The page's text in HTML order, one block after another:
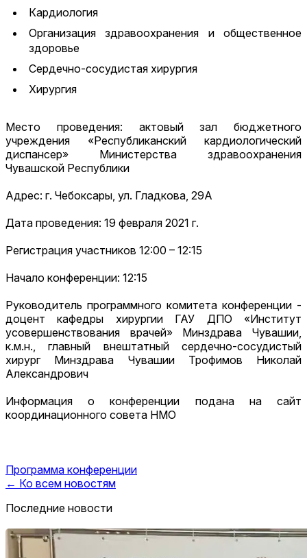
Кардиология
Организация здравоохранения и общественное
здоровье
Сердечно-сосудистая хирургия
Хирургия
Место проведения: актовый зал бюджетного
учреждения «Республиканский кардиологический
диспансер» Министерства здравоохранения
Чувашской Республики
Адрес: г. Чебоксары, ул. Гладкова, 29А
Дата проведения: 19 февраля 2021 г.
Регистрация участников 12:00 – 12:15
Начало конференции: 12:15
Руководитель программного комитета конференции -
доцент кафедры хирургии ГАУ ДПО «Институт
усовершенствования врачей» Минздрава Чувашии,
к.м.н., главный внештатный сердечно-сосудистый
хирург Минздрава Чувашии Трофимов Николай
Александрович
Информация о конференции подана на сайт
координационного совета НМО
Программа конференции
← Ко всем новостям
Последние новости